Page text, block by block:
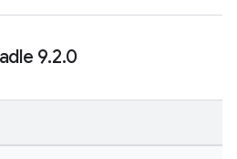
9.2.0